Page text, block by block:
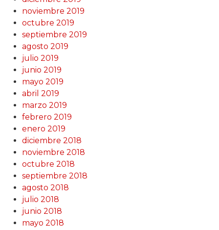
noviembre 2019
octubre 2019
septiembre 2019
agosto 2019
julio 2019
junio 2019
mayo 2019
abril 2019
marzo 2019
febrero 2019
enero 2019
diciembre 2018
noviembre 2018
octubre 2018
septiembre 2018
agosto 2018
julio 2018
junio 2018
mayo 2018